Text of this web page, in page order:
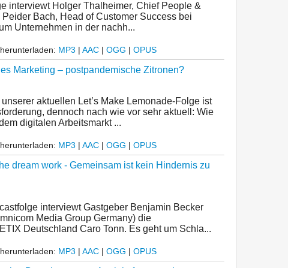
interviewt Holger Thalheimer, Chief People &
Bach, Head of Customer Success bei
Unternehmen in der nachh...
MP3 | AAC | OGG | OPUS
Marketing – postpandemische Zitronen?
aktuellen Let’s Make Lemonade-Folge ist
dennoch nach wie vor sehr aktuell: Wie
digitalen Arbeitsmarkt ...
MP3 | AAC | OGG | OPUS
dream work - Gemeinsam ist kein Hindernis zu
interviewt Gastgeber Benjamin Becker
Media Group Germany) die
Deutschland Caro Tonn. Es geht um Schla...
MP3 | AAC | OGG | OPUS